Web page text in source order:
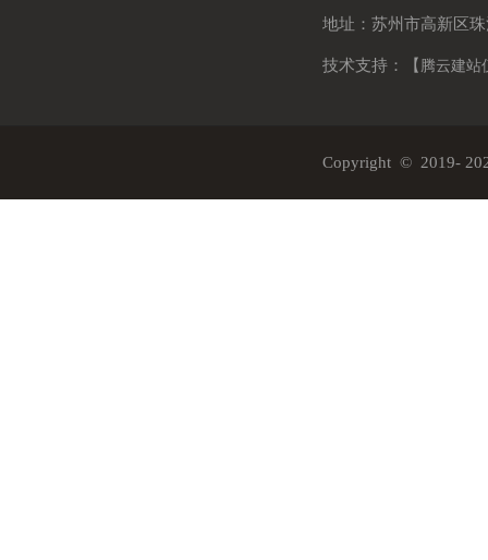
地址：苏州市高新区
技术支持：【 腾云建站
Copyright © 2019-